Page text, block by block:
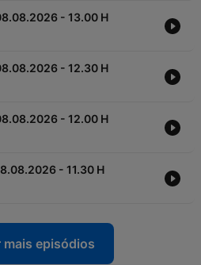
- 13.00 H
- 12.30 H
- 12.00 H
- 11.30 H
episódios